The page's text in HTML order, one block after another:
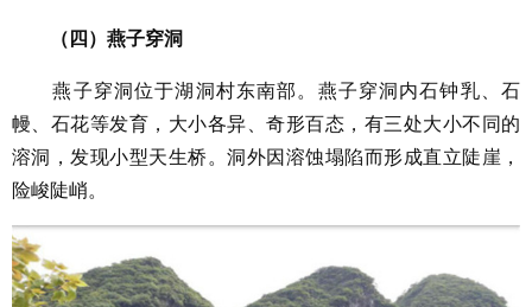
（四）燕子穿洞
燕子穿洞位于湖洞村东南部。燕子穿洞内石钟乳、石
幔、石花等发育，大小各异、奇形百态，有三处大小不同的
溶洞，发现小型天生桥。洞外因溶蚀塌陷而形成直立陡崖，
险峻陡峭。